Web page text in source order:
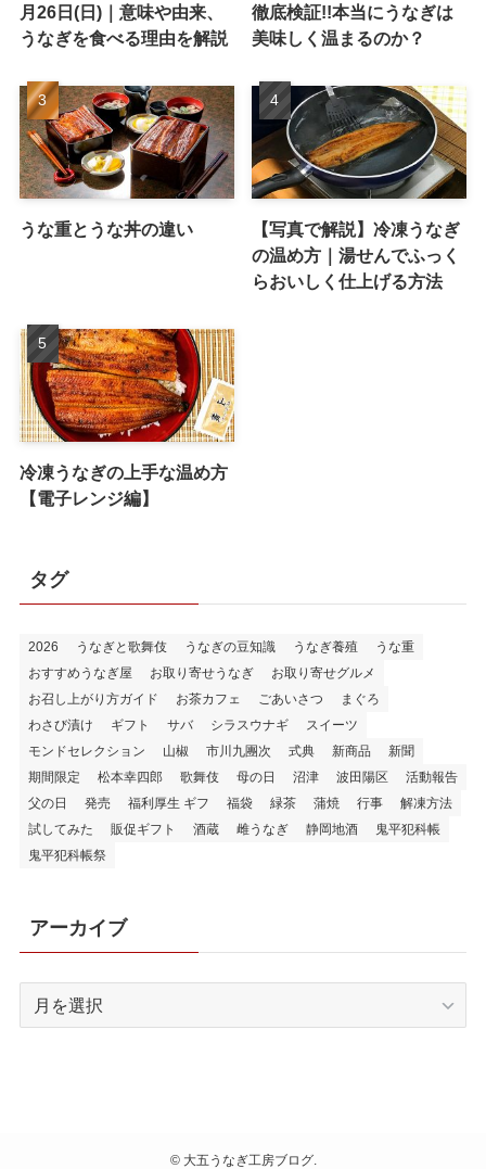
月26日(日)｜意味や由来、
うなぎを食べる理由を解説
徹底検証!!本当にうなぎは
美味しく温まるのか？
うな重とうな丼の違い
【写真で解説】冷凍うなぎ
の温め方｜湯せんでふっく
らおいしく仕上げる方法
冷凍うなぎの上手な温め方
【電子レンジ編】
タグ
2026 うなぎと歌舞伎 うなぎの豆知識 うなぎ養殖
うな重
おすすめうなぎ屋
お取り寄せうなぎ
お取り寄せグルメ
お召し上がり方ガイド
お茶カフェ ごあいさつ
まぐろ
わさび漬け
ギフト サバ シラスウナギ
スイーツ
モンドセレクション
山椒 市川九團次 式典 新商品
新聞
期間限定
松本幸四郎 歌舞伎 母の日 沼津 波田陽区
活動報告
父の日
発売 福利厚生 ギフ 福袋 緑茶 蒲焼 行事
解凍方法
試してみた
販促ギフト 酒蔵 雌うなぎ 静岡地酒
鬼平犯科帳
鬼平犯科帳祭
アーカイブ
©大五うなぎ工房ブログ.